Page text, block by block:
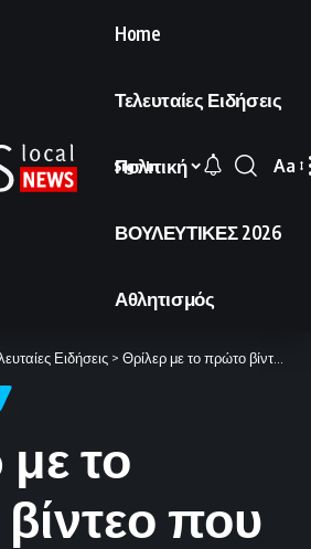
Home
Τελευταίες Ειδήσεις
Πολιτική
ΒΟΥΛΕΥΤΙΚΕΣ 2026
Αθλητισμός
Sign In
Font
Aa
Ειδήσεις > Θρίλερ με το πρώτο βίντεο που δείχνει ζωντανό τον Μοτζτάμπα Χαμενεΐ
το
που